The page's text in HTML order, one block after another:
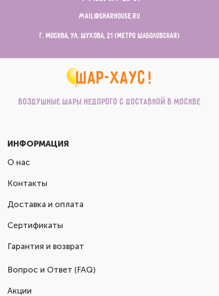
mail@sharhouse.ru
г. Москва, ул. Шухова, 21 (метро Шаболовская)
Воздушные шары недорого с доставкой в Москве
ИНФОРМАЦИЯ
О нас
Контакты
Доставка и оплата
Сертификаты
Гарантия и возврат
Вопрос и Ответ (FAQ)
Акции